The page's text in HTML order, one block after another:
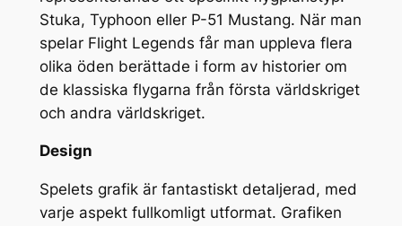
Stuka, Typhoon eller P-51 Mustang. När man
spelar Flight Legends får man uppleva flera
olika öden berättade i form av historier om
de klassiska flygarna från första världskriget
och andra världskriget.
Design
Spelets grafik är fantastiskt detaljerad, med
varje aspekt fullkomligt utformat. Grafiken